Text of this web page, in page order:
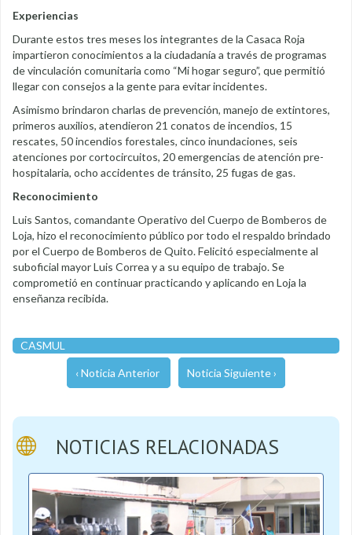
Experiencias
Durante estos tres meses los integrantes de la Casaca Roja
impartieron conocimientos a la ciudadanía a través de programas
de vinculación comunitaria como “Mi hogar seguro”, que permitió
llegar con consejos a la gente para evitar incidentes.
Asimismo brindaron charlas de prevención, manejo de extintores,
primeros auxilios, atendieron 21 conatos de incendios, 15
rescates, 50 incendios forestales, cinco inundaciones, seis
atenciones por cortocircuitos, 20 emergencias de atención pre-
hospitalaria, ocho accidentes de tránsito, 25 fugas de gas.
Reconocimiento
Luis Santos, comandante Operativo del Cuerpo de Bomberos de
Loja, hizo el reconocimiento público por todo el respaldo brindado
por el Cuerpo de Bomberos de Quito. Felicitó especialmente al
suboficial mayor Luis Correa y a su equipo de trabajo. Se
comprometió en continuar practicando y aplicando en Loja la
enseñanza recibida.
CASMUL
‹ Noticia Anterior Noticia Siguiente ›
NOTICIAS RELACIONADAS